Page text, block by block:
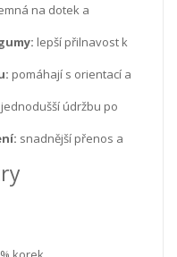
na dotek a
lepší přilnavost k
pomáhají s orientací a
údržbu po
snadnější přenos a